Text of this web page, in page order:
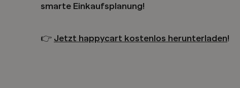
smarte Einkaufsplanung!
👉 Jetzt happycart kostenlos herunterladen!